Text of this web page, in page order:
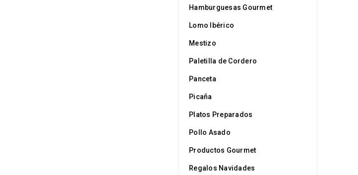
Hamburguesas Gourmet
Lomo Ibérico
Mestizo
Paletilla de Cordero
Panceta
Picaña
Platos Preparados
Pollo Asado
Productos Gourmet
Regalos Navidades